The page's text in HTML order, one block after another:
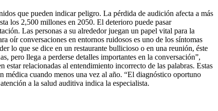
que pueden indicar peligro. La pérdida de audición afecta a más
los 2,500 millones en 2050. El deterioro puede pasar
Las personas a su alrededor juegan un papel vital para la
oír conversaciones en entornos ruidosos es uno de los síntomas
lo que se dice en un restaurante bullicioso o en una reunión, éste
pero llega a perderse detalles importantes en la conversación”,
relacionadas al entendimiento incorrecto de las palabras. Estas
cuando menos una vez al año. “El diagnóstico oportuno
a la salud auditiva indica la especialista.